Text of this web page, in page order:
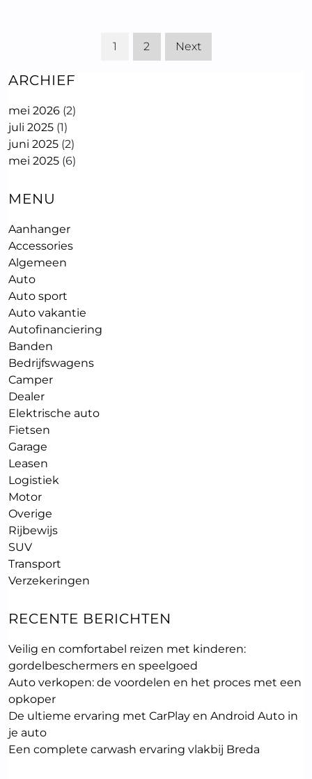
1 2 Next
ARCHIEF
mei 2026 (2)
juli 2025 (1)
juni 2025 (2)
mei 2025 (6)
MENU
Aanhanger
Accessories
Algemeen
Auto
Auto sport
Auto vakantie
Autofinanciering
Banden
Bedrijfswagens
Camper
Dealer
Elektrische auto
Fietsen
Garage
Leasen
Logistiek
Motor
Overige
Rijbewijs
SUV
Transport
Verzekeringen
RECENTE BERICHTEN
Veilig en comfortabel reizen met kinderen:
gordelbeschermers en speelgoed
Auto verkopen: de voordelen en het proces met een
opkoper
De ultieme ervaring met CarPlay en Android Auto in
je auto
Een complete carwash ervaring vlakbij Breda